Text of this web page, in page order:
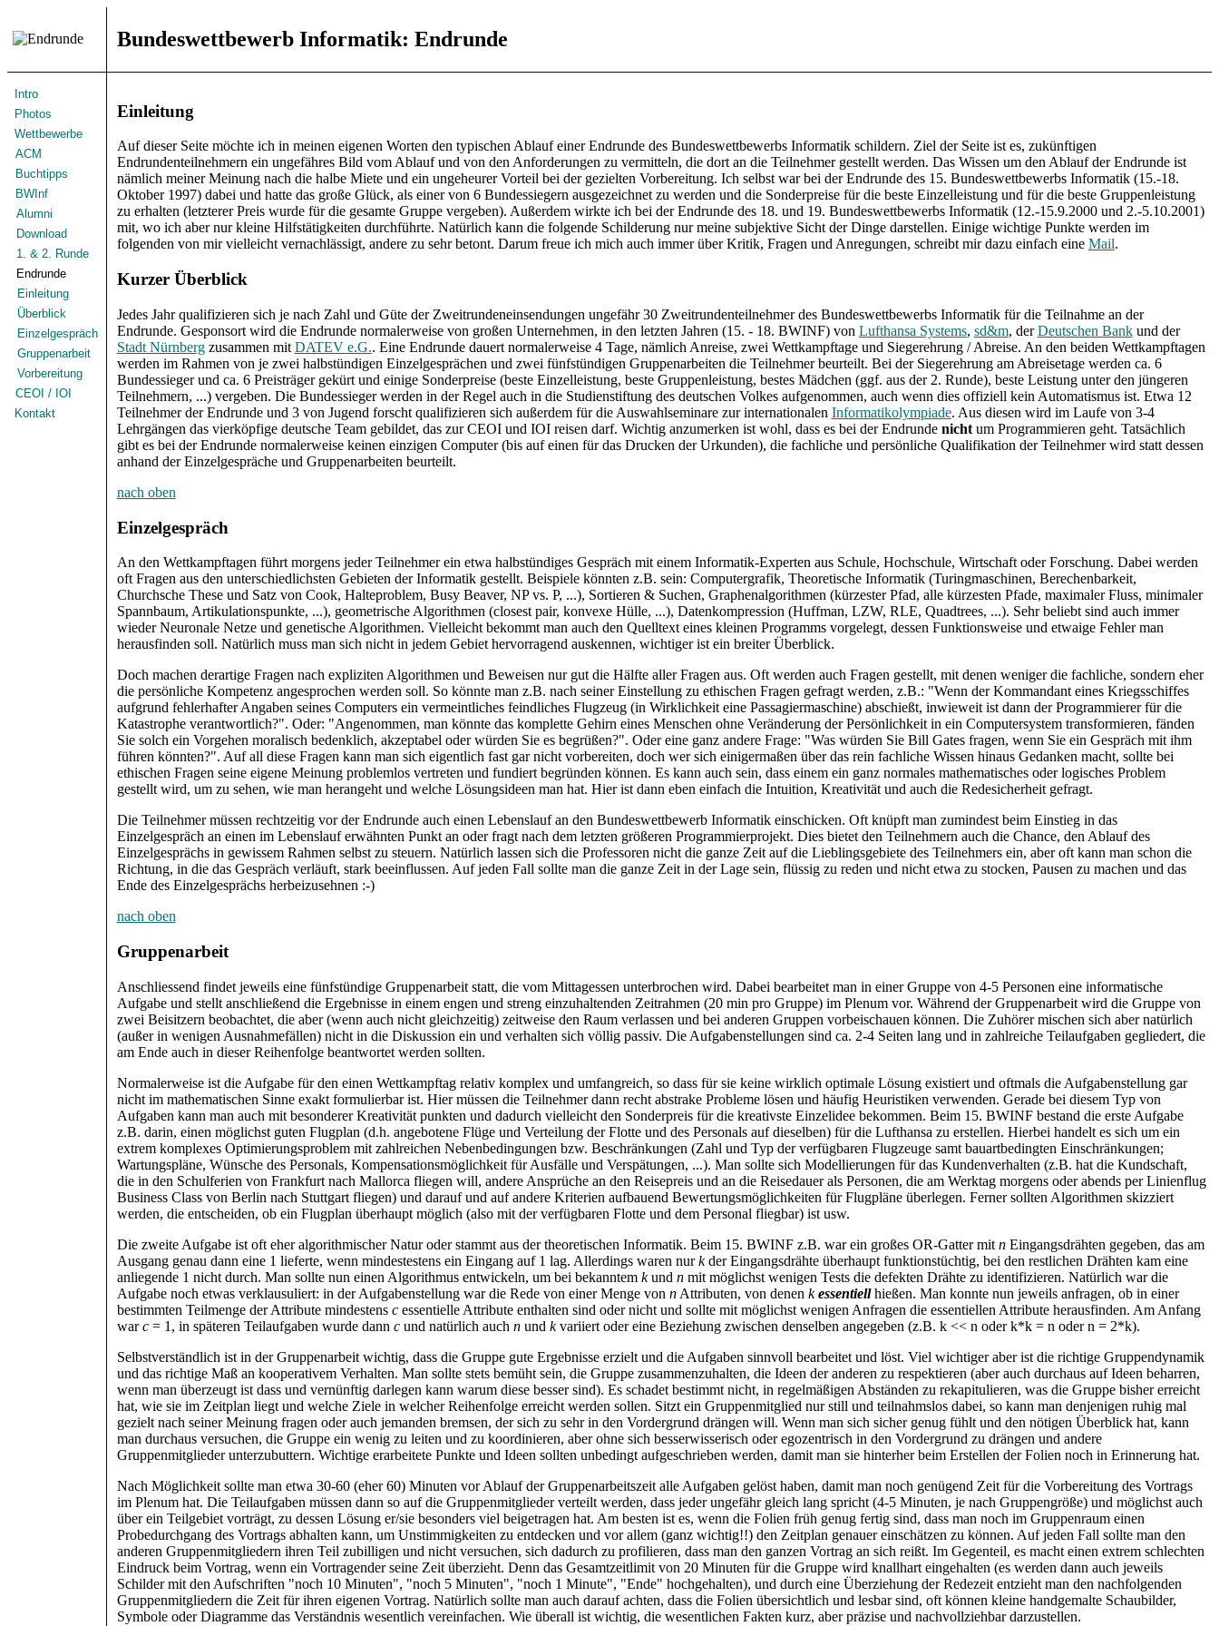
Bundeswettbewerb Informatik: Endrunde
Intro
Photos
Wettbewerbe
ACM
Buchtipps
BWInf
Alumni
Download
1. & 2. Runde
Endrunde
Einleitung
Überblick
Einzelgespräch
Gruppenarbeit
Vorbereitung
CEOI / IOI
Kontakt
Einleitung
Auf dieser Seite möchte ich in meinen eigenen Worten den typischen Ablauf einer Endrunde des Bundeswettbewerbs Informatik schildern. Ziel der Seite ist es, zukünftigen
Endrundenteilnehmern ein ungefähres Bild vom Ablauf und von den Anforderungen zu vermitteln, die dort an die Teilnehmer gestellt werden. Das Wissen um den Ablauf der Endrunde ist
nämlich meiner Meinung nach die halbe Miete und ein ungeheurer Vorteil bei der gezielten Vorbereitung. Ich selbst war bei der Endrunde des 15. Bundeswettbewerbs Informatik (15.-18.
Oktober 1997) dabei und hatte das große Glück, als einer von 6 Bundessiegern ausgezeichnet zu werden und die Sonderpreise für die beste Einzelleistung und für die beste Gruppenleistung
zu erhalten (letzterer Preis wurde für die gesamte Gruppe vergeben). Außerdem wirkte ich bei der Endrunde des 18. und 19. Bundeswettbewerbs Informatik (12.-15.9.2000 und 2.-5.10.2001)
mit, wo ich aber nur kleine Hilfstätigkeiten durchführte. Natürlich kann die folgende Schilderung nur meine subjektive Sicht der Dinge darstellen. Einige wichtige Punkte werden im
folgenden von mir vielleicht vernachlässigt, andere zu sehr betont. Darum freue ich mich auch immer über Kritik, Fragen und Anregungen, schreibt mir dazu einfach eine Mail.
Kurzer Überblick
Jedes Jahr qualifizieren sich je nach Zahl und Güte der Zweitrundeneinsendungen ungefähr 30 Zweitrundenteilnehmer des Bundeswettbewerbs Informatik für die Teilnahme an der
Endrunde. Gesponsort wird die Endrunde normalerweise von großen Unternehmen, in den letzten Jahren (15. - 18. BWINF) von Lufthansa Systems, sd&m, derDeutschen Bankund der
Stadt Nürnbergzusammen mit DATEV e.G.. Eine Endrunde dauert normalerweise 4 Tage, nämlich Anreise, zwei Wettkampftage und Siegerehrung / Abreise. An den beiden Wettkampftagen
werden im Rahmen von je zwei halbstündigen Einzelgesprächen und zwei fünfstündigen Gruppenarbeiten die Teilnehmer beurteilt. Bei der Siegerehrung am Abreisetage werden ca. 6
Bundessieger und ca. 6 Preisträger gekürt und einige Sonderpreise (beste Einzelleistung, beste Gruppenleistung, bestes Mädchen (ggf. aus der 2. Runde), beste Leistung unter den jüngeren
Teilnehmern, ...) vergeben. Die Bundessieger werden in der Regel auch in die Studienstiftung des deutschen Volkes aufgenommen, auch wenn dies offiziell kein Automatismus ist. Etwa 12
Teilnehmer der Endrunde und 3 von Jugend forscht qualifizieren sich außerdem für die Auswahlseminare zur internationalen Informatikolympiade. Aus diesen wird im Laufe von 3-4
Lehrgängen das vierköpfige deutsche Team gebildet, das zur CEOI und IOI reisen darf. Wichtig anzumerken ist wohl, dass es bei der Endrunde nichtum Programmieren geht. Tatsächlich
gibt es bei der Endrunde normalerweise keinen einzigen Computer (bis auf einen für das Drucken der Urkunden), die fachliche und persönliche Qualifikation der Teilnehmer wird statt dessen
anhand der Einzelgespräche und Gruppenarbeiten beurteilt.
nach oben
Einzelgespräch
An den Wettkampftagen führt morgens jeder Teilnehmer ein etwa halbstündiges Gespräch mit einem Informatik-Experten aus Schule, Hochschule, Wirtschaft oder Forschung. Dabei werden
oft Fragen aus den unterschiedlichsten Gebieten der Informatik gestellt. Beispiele könnten z.B. sein: Computergrafik, Theoretische Informatik (Turingmaschinen, Berechenbarkeit,
Churchsche These und Satz von Cook, Halteproblem, Busy Beaver, NP vs. P, ...), Sortieren & Suchen, Graphenalgorithmen (kürzester Pfad, alle kürzesten Pfade, maximaler Fluss, minimaler
Spannbaum, Artikulationspunkte, ...), geometrische Algorithmen (closest pair, konvexe Hülle, ...), Datenkompression (Huffman, LZW, RLE, Quadtrees, ...). Sehr beliebt sind auch immer
wieder Neuronale Netze und genetische Algorithmen. Vielleicht bekommt man auch den Quelltext eines kleinen Programms vorgelegt, dessen Funktionsweise und etwaige Fehler man
herausfinden soll. Natürlich muss man sich nicht in jedem Gebiet hervorragend auskennen, wichtiger ist ein breiter Überblick.
Doch machen derartige Fragen nach expliziten Algorithmen und Beweisen nur gut die Hälfte aller Fragen aus. Oft werden auch Fragen gestellt, mit denen weniger die fachliche, sondern eher
die persönliche Kompetenz angesprochen werden soll. So könnte man z.B. nach seiner Einstellung zu ethischen Fragen gefragt werden, z.B.: "Wenn der Kommandant eines Kriegsschiffes
aufgrund fehlerhafter Angaben seines Computers ein vermeintliches feindliches Flugzeug (in Wirklichkeit eine Passagiermaschine) abschießt, inwieweit ist dann der Programmierer für die
Katastrophe verantwortlich?". Oder: "Angenommen, man könnte das komplette Gehirn eines Menschen ohne Veränderung der Persönlichkeit in ein Computersystem transformieren, fänden
Sie solch ein Vorgehen moralisch bedenklich, akzeptabel oder würden Sie es begrüßen?". Oder eine ganz andere Frage: "Was würden Sie Bill Gates fragen, wenn Sie ein Gespräch mit ihm
führen könnten?". Auf all diese Fragen kann man sich eigentlich fast gar nicht vorbereiten, doch wer sich einigermaßen über das rein fachliche Wissen hinaus Gedanken macht, sollte bei
ethischen Fragen seine eigene Meinung problemlos vertreten und fundiert begründen können. Es kann auch sein, dass einem ein ganz normales mathematisches oder logisches Problem
gestellt wird, um zu sehen, wie man herangeht und welche Lösungsideen man hat. Hier ist dann eben einfach die Intuition, Kreativität und auch die Redesicherheit gefragt.
Die Teilnehmer müssen rechtzeitig vor der Endrunde auch einen Lebenslauf an den Bundeswettbewerb Informatik einschicken. Oft knüpft man zumindest beim Einstieg in das
Einzelgespräch an einen im Lebenslauf erwähnten Punkt an oder fragt nach dem letzten größeren Programmierprojekt. Dies bietet den Teilnehmern auch die Chance, den Ablauf des
Einzelgesprächs in gewissem Rahmen selbst zu steuern. Natürlich lassen sich die Professoren nicht die ganze Zeit auf die Lieblingsgebiete des Teilnehmers ein, aber oft kann man schon die
Richtung, in die das Gespräch verläuft, stark beeinflussen. Auf jeden Fall sollte man die ganze Zeit in der Lage sein, flüssig zu reden und nicht etwa zu stocken, Pausen zu machen und das
Ende des Einzelgesprächs herbeizusehnen :-)
nach oben
Gruppenarbeit
Anschliessend findet jeweils eine fünfstündige Gruppenarbeit statt, die vom Mittagessen unterbrochen wird. Dabei bearbeitet man in einer Gruppe von 4-5 Personen eine informatische
Aufgabe und stellt anschließend die Ergebnisse in einem engen und streng einzuhaltenden Zeitrahmen (20 min pro Gruppe) im Plenum vor. Während der Gruppenarbeit wird die Gruppe von
zwei Beisitzern beobachtet, die aber (wenn auch nicht gleichzeitig) zeitweise den Raum verlassen und bei anderen Gruppen vorbeischauen können. Die Zuhörer mischen sich aber natürlich
(außer in wenigen Ausnahmefällen) nicht in die Diskussion ein und verhalten sich völlig passiv. Die Aufgabenstellungen sind ca. 2-4 Seiten lang und in zahlreiche Teilaufgaben gegliedert, die
am Ende auch in dieser Reihenfolge beantwortet werden sollten.
Normalerweise ist die Aufgabe für den einen Wettkampftag relativ komplex und umfangreich, so dass für sie keine wirklich optimale Lösung existiert und oftmals die Aufgabenstellung gar
nicht im mathematischen Sinne exakt formulierbar ist. Hier müssen die Teilnehmer dann recht abstrake Probleme lösen und häufig Heuristiken verwenden. Gerade bei diesem Typ von
Aufgaben kann man auch mit besonderer Kreativität punkten und dadurch vielleicht den Sonderpreis für die kreativste Einzelidee bekommen. Beim 15. BWINF bestand die erste Aufgabe
z.B. darin, einen möglichst guten Flugplan (d.h. angebotene Flüge und Verteilung der Flotte und des Personals auf dieselben) für die Lufthansa zu erstellen. Hierbei handelt es sich um ein
extrem komplexes Optimierungsproblem mit zahlreichen Nebenbedingungen bzw. Beschränkungen (Zahl und Typ der verfügbaren Flugzeuge samt bauartbedingten Einschränkungen;
Wartungspläne, Wünsche des Personals, Kompensationsmöglichkeit für Ausfälle und Verspätungen, ...). Man sollte sich Modellierungen für das Kundenverhalten (z.B. hat die Kundschaft,
die in den Schulferien von Frankfurt nach Mallorca fliegen will, andere Ansprüche an den Reisepreis und an die Reisedauer als Personen, die am Werktag morgens oder abends per Linienflug
Business Class von Berlin nach Stuttgart fliegen) und darauf und auf andere Kriterien aufbauend Bewertungsmöglichkeiten für Flugpläne überlegen. Ferner sollten Algorithmen skizziert
werden, die entscheiden, ob ein Flugplan überhaupt möglich (also mit der verfügbaren Flotte und dem Personal fliegbar) ist usw.
Die zweite Aufgabe ist oft eher algorithmischer Natur oder stammt aus der theoretischen Informatik. Beim 15. BWINF z.B. war ein großes OR-Gatter mit nEingangsdrähten gegeben, das am
Ausgang genau dann eine 1 lieferte, wenn mindestestens ein Eingang auf 1 lag. Allerdings waren nurkder Eingangsdrähte überhaupt funktionstüchtig, bei den restlichen Drähten kam eine
anliegende 1 nicht durch. Man sollte nun einen Algorithmus entwickeln, um bei bekanntem kund nmit möglichst wenigen Tests die defekten Drähte zu identifizieren. Natürlich war die
Aufgabe noch etwas verklausuliert: in der Aufgabenstellung war die Rede von einer Menge von nAttributen, von denen k essentiellhießen. Man konnte nun jeweils anfragen, ob in einer
bestimmten Teilmenge der Attribute mindestens cessentielle Attribute enthalten sind oder nicht und sollte mit möglichst wenigen Anfragen die essentiellen Attribute herausfinden. Am Anfang
warc= 1, in späteren Teilaufgaben wurde dann cund natürlich auch nund kvariiert oder eine Beziehung zwischen denselben angegeben (z.B. k << n oder k*k = n oder n = 2*k).
Selbstverständlich ist in der Gruppenarbeit wichtig, dass die Gruppe gute Ergebnisse erzielt und die Aufgaben sinnvoll bearbeitet und löst. Viel wichtiger aber ist die richtige Gruppendynamik
und das richtige Maß an kooperativem Verhalten. Man sollte stets bemüht sein, die Gruppe zusammenzuhalten, die Ideen der anderen zu respektieren (aber auch durchaus auf Ideen beharren,
wenn man überzeugt ist dass und vernünftig darlegen kann warum diese besser sind). Es schadet bestimmt nicht, in regelmäßigen Abständen zu rekapitulieren, was die Gruppe bisher erreicht
hat, wie sie im Zeitplan liegt und welche Ziele in welcher Reihenfolge erreicht werden sollen. Sitzt ein Gruppenmitglied nur still und teilnahmslos dabei, so kann man denjenigen ruhig mal
gezielt nach seiner Meinung fragen oder auch jemanden bremsen, der sich zu sehr in den Vordergrund drängen will. Wenn man sich sicher genug fühlt und den nötigen Überblick hat, kann
man durchaus versuchen, die Gruppe ein wenig zu leiten und zu koordinieren, aber ohne sich besserwisserisch oder egozentrisch in den Vordergrund zu drängen und andere
Gruppenmitglieder unterzubuttern. Wichtige erarbeitete Punkte und Ideen sollten unbedingt aufgeschrieben werden, damit man sie hinterher beim Erstellen der Folien noch in Erinnerung hat.
Nach Möglichkeit sollte man etwa 30-60 (eher 60) Minuten vor Ablauf der Gruppenarbeitszeit alle Aufgaben gelöst haben, damit man noch genügend Zeit für die Vorbereitung des Vortrags
im Plenum hat. Die Teilaufgaben müssen dann so auf die Gruppenmitglieder verteilt werden, dass jeder ungefähr gleich lang spricht (4-5 Minuten, je nach Gruppengröße) und möglichst auch
über ein Teilgebiet vorträgt, zu dessen Lösung er/sie besonders viel beigetragen hat. Am besten ist es, wenn die Folien früh genug fertig sind, dass man noch im Gruppenraum einen
Probedurchgang des Vortrags abhalten kann, um Unstimmigkeiten zu entdecken und vor allem (ganz wichtig!!) den Zeitplan genauer einschätzen zu können. Auf jeden Fall sollte man den
anderen Gruppenmitgliedern ihren Teil zubilligen und nicht versuchen, sich dadurch zu profilieren, dass man den ganzen Vortrag an sich reißt. Im Gegenteil, es macht einen extrem schlechten
Eindruck beim Vortrag, wenn ein Vortragender seine Zeit überzieht. Denn das Gesamtzeitlimit von 20 Minuten für die Gruppe wird knallhart eingehalten (es werden dann auch jeweils
Schilder mit den Aufschriften "noch 10 Minuten", "noch 5 Minuten", "noch 1 Minute", "Ende" hochgehalten), und durch eine Überziehung der Redezeit entzieht man den nachfolgenden
Gruppenmitgliedern die Zeit für ihren eigenen Vortrag. Natürlich sollte man auch darauf achten, dass die Folien übersichtlich und lesbar sind, oft können kleine handgemalte Schaubilder,
Symbole oder Diagramme das Verständnis wesentlich vereinfachen. Wie überall ist wichtig, die wesentlichen Fakten kurz, aber präzise und nachvollziehbar darzustellen.